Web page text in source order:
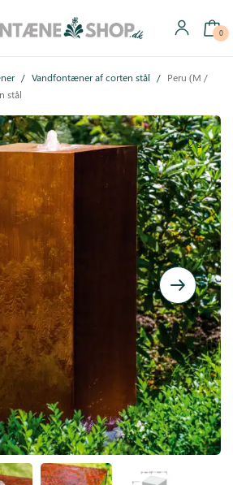
0
/ Vandfontæner af corten stål / Peru (M /
stål